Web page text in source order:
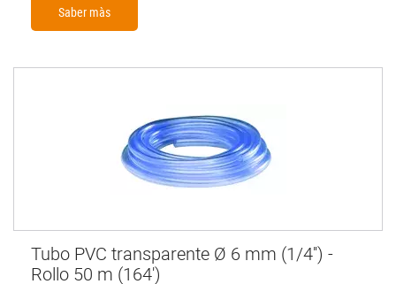
Saber màs
Tubo PVC transparente Ø 6 mm (1/4'') -
Rollo 50 m (164')